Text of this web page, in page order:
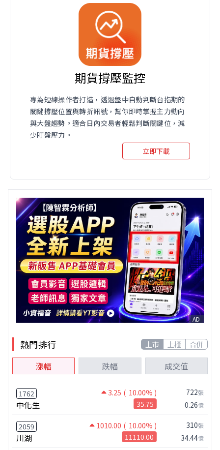
期貨撐壓監控
專為短線操作者打造，透過盤中自動判斷台指期的
關鍵撐壓位置與轉折訊號，幫你即時掌握主力動向
與大盤趨勢。適合日內交易者輕鬆判斷關鍵位，減
少盯盤壓力。
立即下載
AD
熱門排行 上市 上櫃 合併
漲幅 跌幅 成交值
1762 3.25 ( 10.00% )
中化生 35.75
722張
0.26億
2059 1010.00 ( 10.00% )
川湖 11110.00
310張
34.44億